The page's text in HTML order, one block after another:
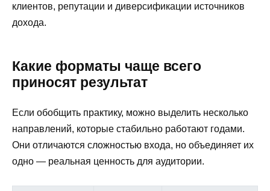
клиентов, репутации и диверсификации источников
дохода.
Какие форматы чаще всего
приносят результат
Если обобщить практику, можно выделить несколько
направлений, которые стабильно работают годами.
Они отличаются сложностью входа, но объединяет их
одно — реальная ценность для аудитории.